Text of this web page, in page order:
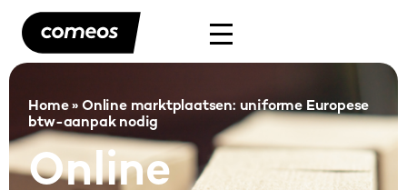
Home» Online marktplaatsen: uniforme Europese
btw-aanpak nodig
Online